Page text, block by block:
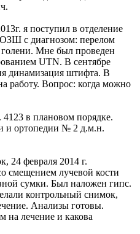
я поступил в отделение
с диагнозом: перелом
Мне был проведен
UTN. В сентябре
динамизация штифта. В
работу. Вопрос: когда можно
в плановом порядке.
и ортопедии № 2 д.м.н.
24 февраля 2014 г.
смещением лучевой кости
сумки. Был наложен гипс.
контрольный снимок,
Анализы готовы.
на лечение и какова